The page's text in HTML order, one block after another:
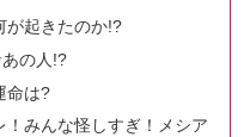
が起きたのか!?
の人!?
命は?
！みんな怪しすぎ！メシア